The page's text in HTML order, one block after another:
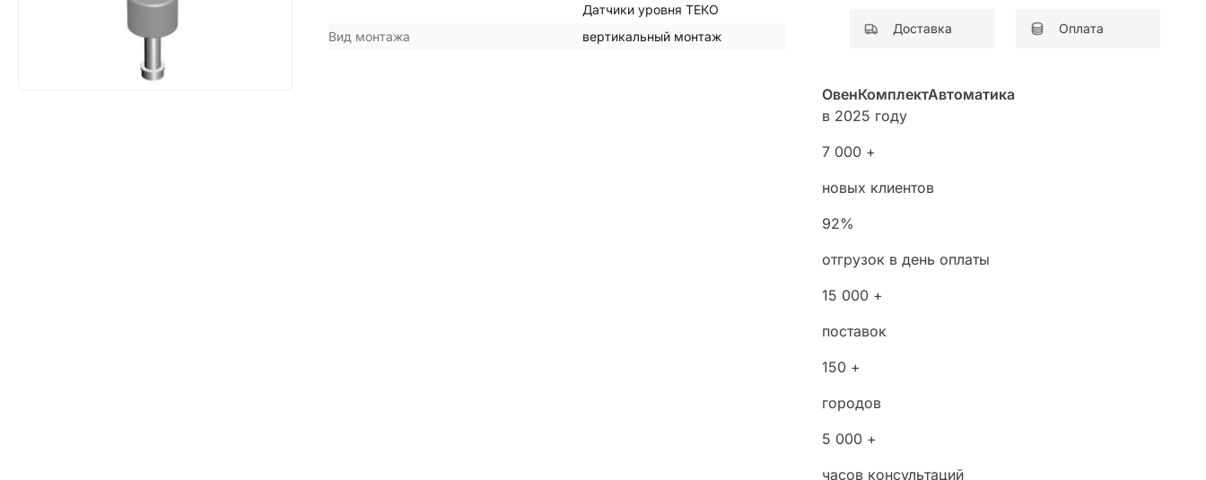
Датчики уровня ТЕКО
Вид монтажа
вертикальный монтаж
Доставка Оплата
ОвенКомплектАвтоматика
в 2025 году
7 000 +
новых клиентов
92%
отгрузок в день оплаты
15 000 +
поставок
150 +
городов
5 000 +
часов консультаций